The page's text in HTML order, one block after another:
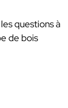
questions à
de bois